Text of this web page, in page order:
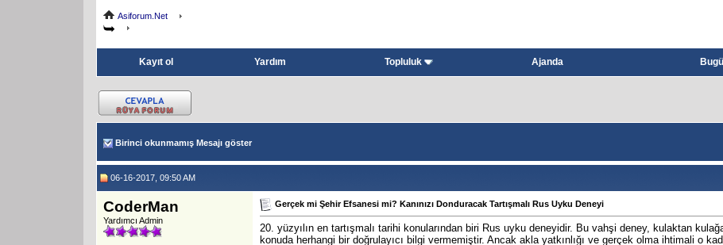
Asiforum.Net
Kayıt ol Yardım Topluluk Ajanda
Birinci okunmamış Mesajı göster
06-16-2017, 09:50 AM
CoderMan
Yardımcı Admin
Gerçek mi Şehir Efsanesi mi? Kanınızı Donduracak Tartışmalı Rus Uyku Deneyi
20. yüzyılın en tartışmalı tarihi konularından biri Rus uyku deneyidir. Bu vahşi deney, kulaktan
konuda herhangi bir doğrulayıcı bilgi vermemiştir. Ancak akla yatkınlığı ve gerçek olma ihtimali o